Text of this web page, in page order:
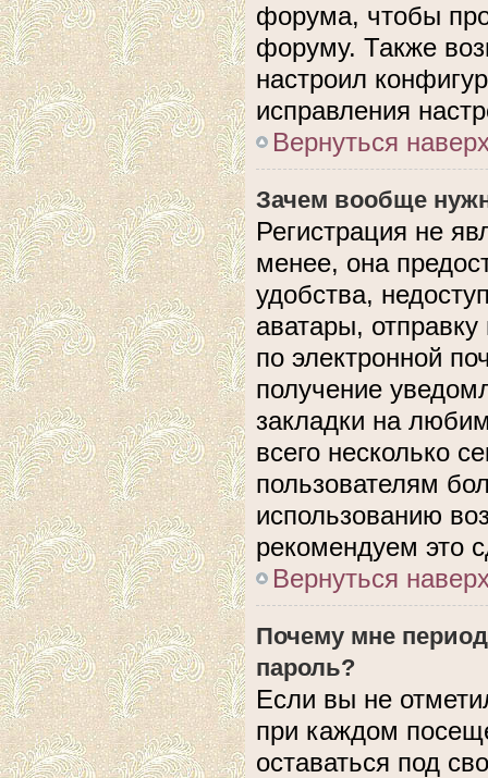
форума, чтобы
форуму. Также
настроил
исправления
Вернуться
Зачем вообще
Регистрация не
менее, она
удобства,
аватары,
по электронной
получение
закладки на
всего несколько
пользователям
использованию
рекомендуем это
Вернуться
Почему мне
пароль?
Если вы не
при каждом
оставаться под